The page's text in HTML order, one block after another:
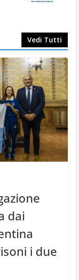
Vedi Tutti
dai
i due